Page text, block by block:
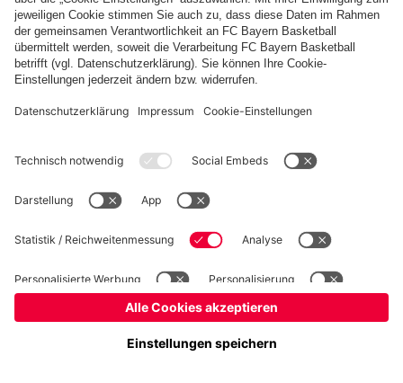
Basketball Frauen Handball Schach Schiedsrichter
Seniorenfußball
Tischtennis
Impressum Datenschutz Nutzungsbedingungen Barrierefreiheit